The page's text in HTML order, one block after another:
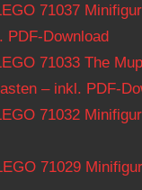
71037
PDF-Download
71033 The
– inkl. PDF-
71032
71029